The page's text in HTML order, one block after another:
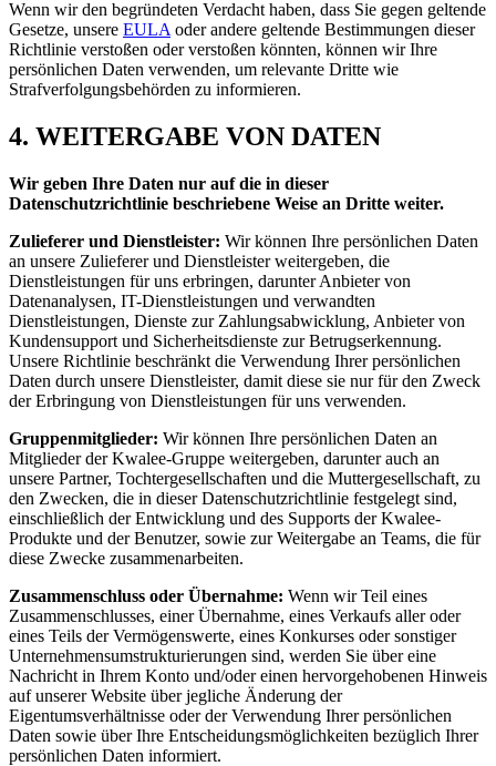
Wenn wir den begründeten Verdacht haben, dass Sie gegen geltende
Gesetze, unsere EULA oder andere geltende Bestimmungen dieser
Richtlinie verstoßen oder verstoßen könnten, können wir Ihre
persönlichen Daten verwenden, um relevante Dritte wie
Strafverfolgungsbehörden zu informieren.
4. WEITERGABE VON DATEN
Wir geben Ihre Daten nur auf die in dieser
Datenschutzrichtlinie beschriebene Weise an Dritte weiter.
Zulieferer und Dienstleister: Wir können Ihre persönlichen Daten
an unsere Zulieferer und Dienstleister weitergeben, die
Dienstleistungen für uns erbringen, darunter Anbieter von
Datenanalysen, IT-Dienstleistungen und verwandten
Dienstleistungen, Dienste zur Zahlungsabwicklung, Anbieter von
Kundensupport und Sicherheitsdienste zur Betrugserkennung.
Unsere Richtlinie beschränkt die Verwendung Ihrer persönlichen
Daten durch unsere Dienstleister, damit diese sie nur für den Zweck
der Erbringung von Dienstleistungen für uns verwenden.
Gruppenmitglieder: Wir können Ihre persönlichen Daten an
Mitglieder der Kwalee-Gruppe weitergeben, darunter auch an
unsere Partner, Tochtergesellschaften und die Muttergesellschaft, zu
den Zwecken, die in dieser Datenschutzrichtlinie festgelegt sind,
einschließlich der Entwicklung und des Supports der Kwalee-
Produkte und der Benutzer, sowie zur Weitergabe an Teams, die für
diese Zwecke zusammenarbeiten.
Zusammenschluss oder Übernahme: Wenn wir Teil eines
Zusammenschlusses, einer Übernahme, eines Verkaufs aller oder
eines Teils der Vermögenswerte, eines Konkurses oder sonstiger
Unternehmensumstrukturierungen sind, werden Sie über eine
Nachricht in Ihrem Konto und/oder einen hervorgehobenen Hinweis
auf unserer Website über jegliche Änderung der
Eigentumsverhältnisse oder der Verwendung Ihrer persönlichen
Daten sowie über Ihre Entscheidungsmöglichkeiten bezüglich Ihrer
persönlichen Daten informiert.